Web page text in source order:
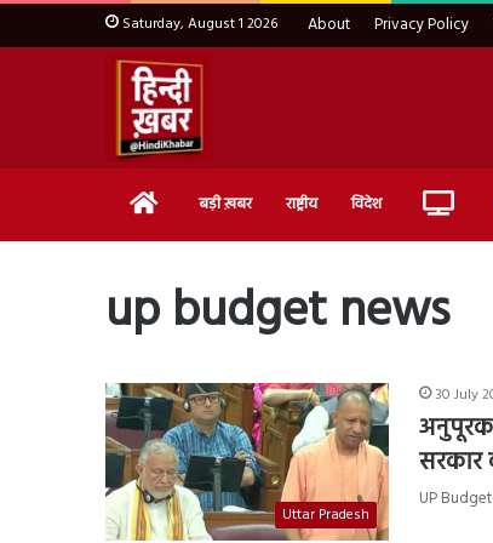
Saturday, August 1 2026 About Privacy Policy
Home बड़ी ख़बर राष्ट्रीय विदेश Live
up budget news
Uttar Pradesh
30 July
अनुपूरक
UP